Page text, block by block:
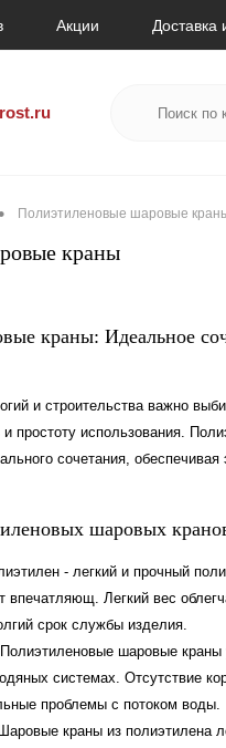
Акции Доставка
Полиэтиленовые шаровые
краны
краны: Идеальное
и строительства важно
простоту использования.
сочетания,
шаровых
- легкий и прочный
впечатляющ. Легкий вес
срок службы изделия.
Полиэтиленовые шаровые
системах. Отсутствие
проблемы с потоком воды.
краны из полиэтилена